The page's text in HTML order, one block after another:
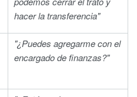
hacer la transferencia"
"¿Puedes agregarme con el
encargado de finanzas?"